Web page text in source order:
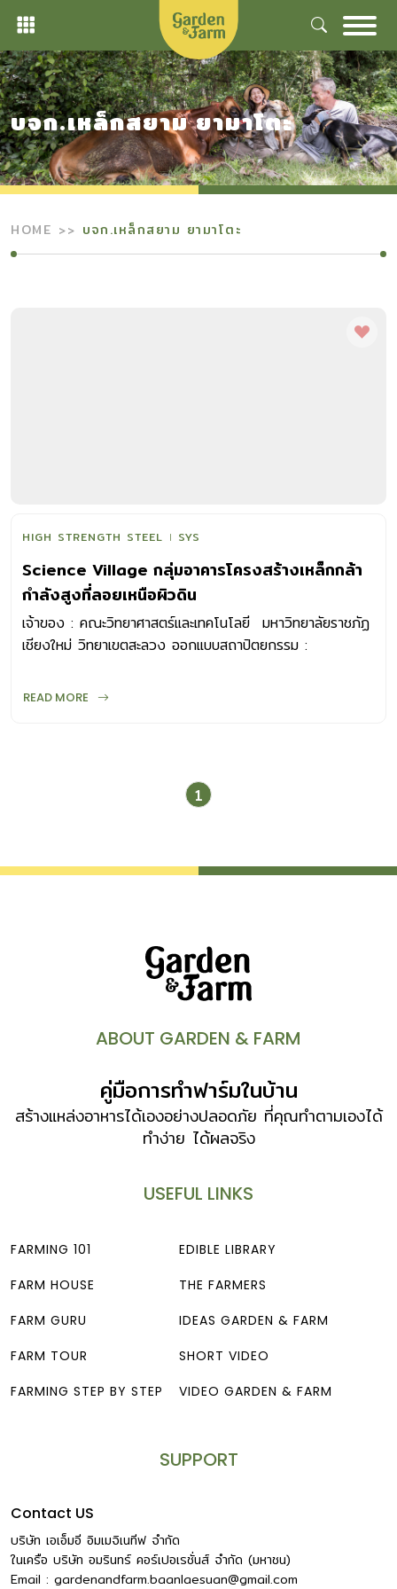
Skip
content
บจก.เหล็กสยาม ยามาโตะ
HOME บจก.เหล็กสยาม ยามาโตะ
HIGH STRENGTH STEEL SYS
Science Village กลุ่มอาคารโครงสร้างเหล็กกล้า
กำลังสูงที่ลอยเหนือผิวดิน
เจ้าของ : คณะวิทยาศาสตร์และเทคโนโลยี มหาวิทยาลัยราชภัฏ
เชียงใหม่ วิทยาเขตสะลวง ออกแบบสถาปัตยกรรม :
โครงสร้าง : เจษฎาพร ศรีภักดี ภาพ : Greenline
ทรัพยากร เวลา แรงงาน และประหยัดต้นทุนแล้ว ยังตอบโจทย์
การออกแบบสถาปัตยกรรมแบบยั่งยืนให้กลายเป็นจริง” การอยู่
ดี กลุ่มอาคารคณะวิทยาศาสตร์และเทคโนโลยี มหาวิทยาลัย
Strength Steel (SM520) ในการค้ำและดึงทั้งอาคารให้
เหมือนลอยเหนือผิวดิน เพื่อให้ระบบนิเวศน์ดำรงอยู่ไปพร้อมๆ กับ
การใช้สอยอาคาร เมื่อต้องสร้างอาคาร 70,000 ตารางเมตร
ออกไปนอกเมืองแถวแม่ริม พื้นที่ตั้งเป็นป่าที่มีต้นไม้เต็มพื้นที่ เมื่อ
ด้วยหลายภาควิชา โดยมีพื้นที่ใช้สอยรวมกันประมาณห้างสรรพ
สินค้าขนาดกลาง ผู้ออกแบบจึงเสนอแนวคิด “Touch the
earth lightly : การสัมผัสผืนดินอย่างแผ่วเบา” ด้วยการลด
READ MORE
1
ABOUT GARDEN & FARM
คู่มือการทำฟาร์มในบ้าน
สร้างแหล่งอาหารได้เองอย่างปลอดภัย ที่คุณทำตามเองได้
ทำง่าย ได้ผลจริง
USEFUL LINKS
FARMING 101
FARM HOUSE
FARM GURU
FARM TOUR
FARMING STEP BY STEP
EDIBLE LIBRARY
THE FARMERS
IDEAS GARDEN & FARM
SHORT VIDEO
VIDEO GARDEN & FARM
SUPPORT
Contact US
บริษัท เอเอ็มอี อิมเมจิเนทีฟ จำกัด
ในเครือ บริษัท อมรินทร์ คอร์เปอเรชั่นส์ จำกัด (มหาชน)
Email : gardenandfarm.baanlaesuan@gmail.com